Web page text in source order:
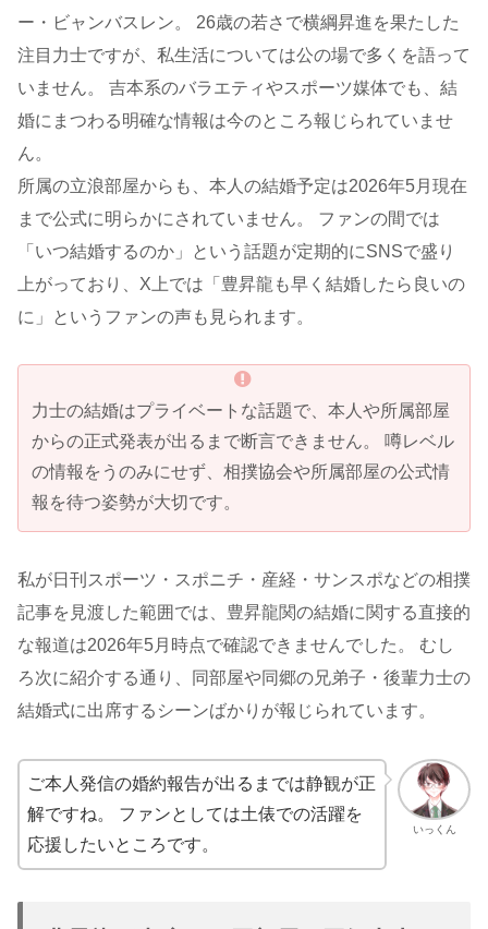
ー・ビャンバスレン。 26歳の若さで横綱昇進を果たした
注目力士ですが、私生活については公の場で多くを語って
いません。 吉本系のバラエティやスポーツ媒体でも、結
婚にまつわる明確な情報は今のところ報じられていませ
ん。
所属の立浪部屋からも、本人の結婚予定は2026年5月現在
まで公式に明らかにされていません。 ファンの間では
「いつ結婚するのか」という話題が定期的にSNSで盛り
上がっており、X上では「豊昇龍も早く結婚したら良いの
に」というファンの声も見られます。
力士の結婚はプライベートな話題で、本人や所属部屋
からの正式発表が出るまで断言できません。 噂レベル
の情報をうのみにせず、相撲協会や所属部屋の公式情
報を待つ姿勢が大切です。
私が日刊スポーツ・スポニチ・産経・サンスポなどの相撲
記事を見渡した範囲では、豊昇龍関の結婚に関する直接的
な報道は2026年5月時点で確認できませんでした。 むし
ろ次に紹介する通り、同部屋や同郷の兄弟子・後輩力士の
結婚式に出席するシーンばかりが報じられています。
いっくん
ご本人発信の婚約報告が出るまでは静観が正
解ですね。 ファンとしては土俵での活躍を
応援したいところです。